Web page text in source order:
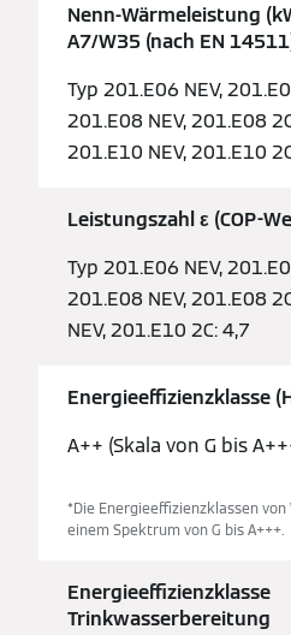
Nenn-Wärmeleistung
A7/W35 (nach EN
Typ 201.E06 NEV,
201.E08 NEV, 201.E08
201.E10 NEV, 201.E10
Leistungszahl ε (COP-
Typ 201.E06 NEV,
201.E08 NEV, 201.E08
NEV, 201.E10 2C: 4,7
Energieeffizienzklasse
A++ (Skala von G bis
*Die Energieeffizienzklassen
einem Spektrum von G bis A+++.
Energieeffizienzklasse
Trinkwasserbereitung